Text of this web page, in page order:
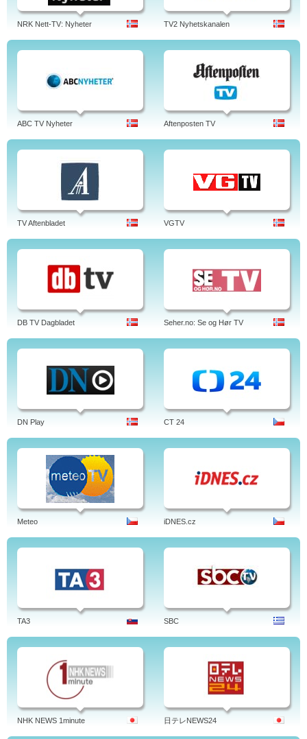
NRK Nett-TV: Nyheter TV2 Nyhetskanalen
ABC TV Nyheter Aftenposten TV
TV Aftenbladet VGTV
DB TV Dagbladet Seher.no: Se og Hør TV
DN Play CT 24
Meteo iDNES.cz
TA3 SBC
NHK NEWS 1minute 日テレNEWS24